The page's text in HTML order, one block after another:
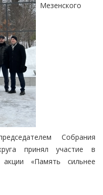
Мезенского
Собрания
принял участие в
акции «Память сильнее